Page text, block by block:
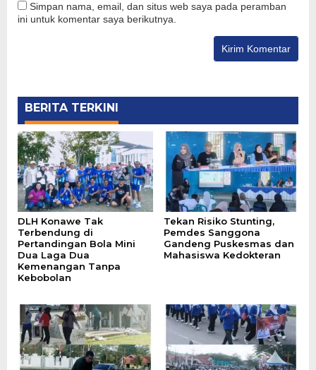
Simpan nama, email, dan situs web saya pada peramban
ini untuk komentar saya berikutnya.
BERITA TERKINI
DLH Konawe Tak
Terbendung di
Pertandingan Bola Mini
Dua Laga Dua
Kemenangan Tanpa
Kebobolan
Tekan Risiko Stunting,
Pemdes Sanggona
Gandeng Puskesmas dan
Mahasiswa Kedokteran